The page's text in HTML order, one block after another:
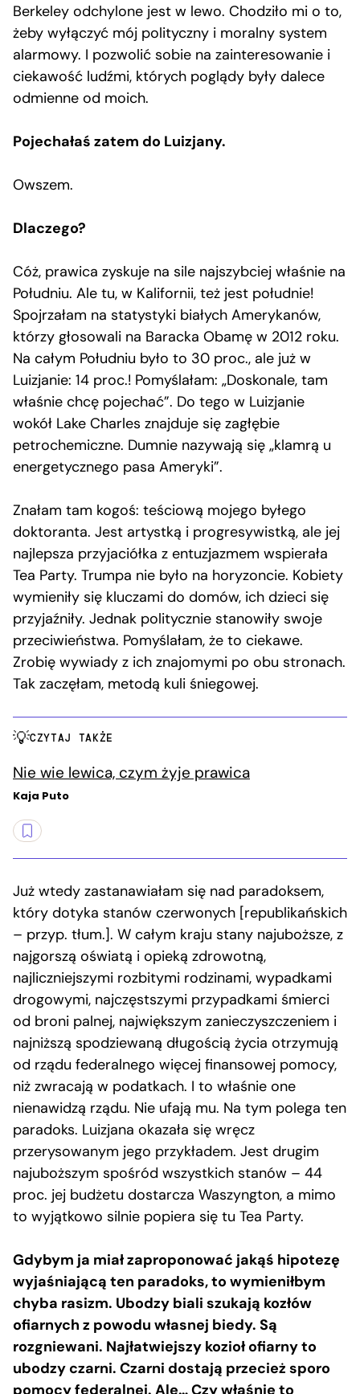
Berkeley odchylone jest w lewo. Chodziło mi o to,
żeby wyłączyć mój polityczny i moralny system
alarmowy. I pozwolić sobie na zainteresowanie i
ciekawość ludźmi, których poglądy były dalece
odmienne od moich.
Pojechałaś zatem do Luizjany.
Owszem.
Dlaczego?
Cóż, prawica zyskuje na sile najszybciej właśnie na
Południu. Ale tu, w Kalifornii, też jest południe!
Spojrzałam na statystyki białych Amerykanów,
którzy głosowali na Baracka Obamę w 2012 roku.
Na całym Południu było to 30 proc., ale już w
Luizjanie: 14 proc.! Pomyślałam: „Doskonale, tam
właśnie chcę pojechać”. Do tego w Luizjanie
wokół Lake Charles znajduje się zagłębie
petrochemiczne. Dumnie nazywają się „klamrą u
energetycznego pasa Ameryki”.
Znałam tam kogoś: teściową mojego byłego
doktoranta. Jest artystką i progresywistką, ale jej
najlepsza przyjaciółka z entuzjazmem wspierała
Tea Party. Trumpa nie było na horyzoncie. Kobiety
wymieniły się kluczami do domów, ich dzieci się
przyjaźniły. Jednak politycznie stanowiły swoje
przeciwieństwa. Pomyślałam, że to ciekawe.
Zrobię wywiady z ich znajomymi po obu stronach.
Tak zaczęłam, metodą kuli śniegowej.
CZYTAJ TAKŻE
Nie wie lewica, czym żyje prawica
Kaja Puto
Już wtedy zastanawiałam się nad paradoksem,
który dotyka stanów czerwonych [republikańskich
– przyp. tłum.]. W całym kraju stany najuboższe, z
najgorszą oświatą i opieką zdrowotną,
najliczniejszymi rozbitymi rodzinami, wypadkami
drogowymi, najczęstszymi przypadkami śmierci
od broni palnej, największym zanieczyszczeniem i
najniższą spodziewaną długością życia otrzymują
od rządu federalnego więcej finansowej pomocy,
niż zwracają w podatkach. I to właśnie one
nienawidzą rządu. Nie ufają mu. Na tym polega ten
paradoks. Luizjana okazała się wręcz
przerysowanym jego przykładem. Jest drugim
najuboższym spośród wszystkich stanów – 44
proc. jej budżetu dostarcza Waszyngton, a mimo
to wyjątkowo silnie popiera się tu Tea Party.
Gdybym ja miał zaproponować jakąś hipotezę
wyjaśniającą ten paradoks, to wymieniłbym
chyba rasizm. Ubodzy biali szukają kozłów
ofiarnych z powodu własnej biedy. Są
rozgniewani. Najłatwiejszy kozioł ofiarny to
ubodzy czarni. Czarni dostają przecież sporo
pomocy federalnej. Ale… Czy właśnie to